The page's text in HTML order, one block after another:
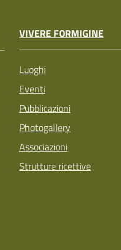
VIVERE FORMIGINE
Luoghi
Eventi
Pubblicazioni
Photogallery
Associazioni
Strutture ricettive